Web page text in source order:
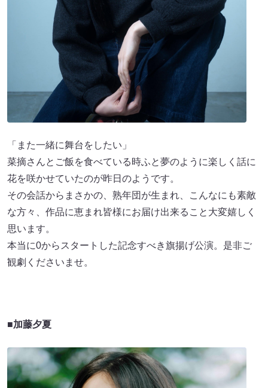
「また一緒に舞台をしたい」
菜摘さんとご飯を食べている時ふと夢のように楽しく話に
花を咲かせていたのが昨日のようです。
その会話からまさかの、熟年団が生まれ、こんなにも素敵
な方々、作品に恵まれ皆様にお届け出来ること大変嬉しく
思います。
本当に0からスタートした記念すべき旗揚げ公演。是非ご
観劇くださいませ。
■加藤夕夏